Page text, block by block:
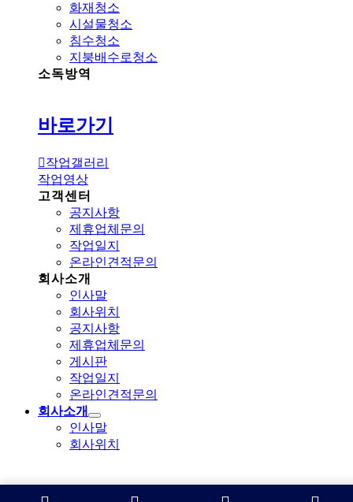
화재청소
시설물청소
침수청소
지붕배수로청소
소독방역
바로가기
작업갤러리
작업영상
고객센터
공지사항
제휴업체문의
작업일지
온라인견적문의
회사소개
인사말
회사위치
공지사항
제휴업체문의
게시판
작업일지
온라인견적문의
회사소개
인사말
회사위치